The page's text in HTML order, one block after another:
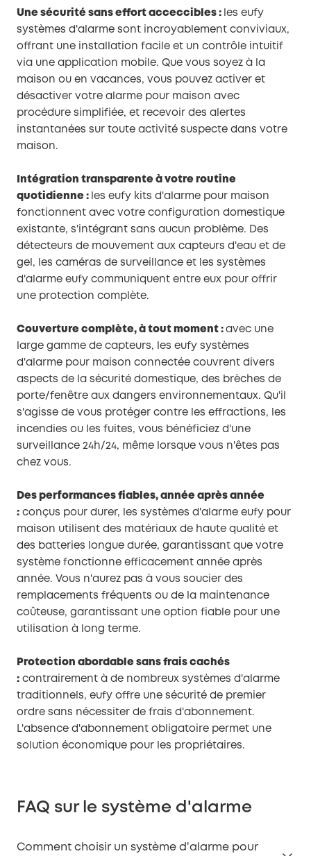
Une sécurité sans effort acceccibles : les eufy
systèmes d'alarme sont incroyablement conviviaux,
offrant une installation facile et un contrôle intuitif
via une application mobile. Que vous soyez à la
maison ou en vacances, vous pouvez activer et
désactiver votre alarme pour maison avec
procédure simplifiée, et recevoir des alertes
instantanées sur toute activité suspecte dans votre
maison.
Intégration transparente à votre routine
quotidienne : les eufy kits d'alarme pour maison
fonctionnent avec votre configuration domestique
existante, s'intégrant sans aucun problème. Des
détecteurs de mouvement aux capteurs d'eau et de
gel, les caméras de surveillance et les systèmes
d'alarme eufy communiquent entre eux pour offrir
une protection complète.
Couverture complète, à tout moment : avec une
large gamme de capteurs, les eufy systèmes
d'alarme pour maison connectée couvrent divers
aspects de la sécurité domestique, des brèches de
porte/fenêtre aux dangers environnementaux. Qu'il
s'agisse de vous protéger contre les effractions, les
incendies ou les fuites, vous bénéficiez d'une
surveillance 24h/24, même lorsque vous n'êtes pas
chez vous.
Des performances fiables, année après année
: conçus pour durer, les systèmes d'alarme eufy pour
maison utilisent des matériaux de haute qualité et
des batteries longue durée, garantissant que votre
système fonctionne efficacement année après
année. Vous n'aurez pas à vous soucier des
remplacements fréquents ou de la maintenance
coûteuse, garantissant une option fiable pour une
utilisation à long terme.
Protection abordable sans frais cachés
: contrairement à de nombreux systèmes d'alarme
traditionnels, eufy offre une sécurité de premier
ordre sans nécessiter de frais d'abonnement.
L'absence d'abonnement obligatoire permet une
solution économique pour les propriétaires.
FAQ sur le système d'alarme
Comment choisir un système d'alarme pour